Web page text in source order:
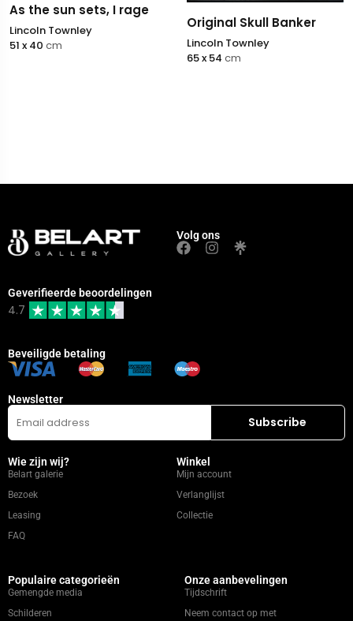
As the sun sets, I rage
Lincoln Townley
51 x 40 cm
Original Skull Banker
Lincoln Townley
65 x 54 cm
Volg ons
Geverifieerde beoordelingen
4.7
Beveiligde betaling
Newsletter
Wie zijn wij?
Belart galerie
Bezoek
Leasing
FAQ
Winkel
Mijn account
Verlanglijst
Collectie
Populaire categorieën
Gemengde media
Schilderen
Onze aanbevelingen
Tijdschrift
Neem contact op met